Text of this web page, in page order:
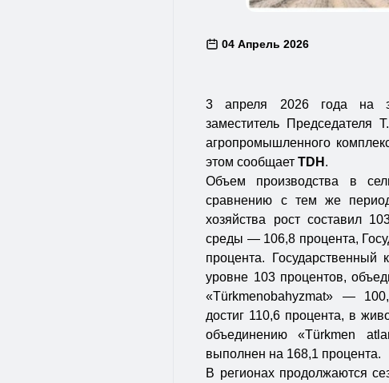
04 Апрель 2026
3 апреля 2026 года на
заместитель Председателя
агропромышленного
этом сообщаетTDH .
Объем производства в
сравнению с тем же
хозяйства рост составил
среды — 106,8 процента,
процента. Государственный
уровне 103 процентов,
«Türkmenobahyzmat» —
достиг 110,6 процента, в
объединению «Türkmen
выполнен на 168,1 процента.
В регионах продолжаются